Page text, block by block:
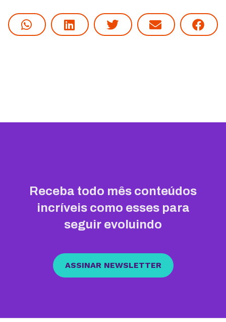
Receba todo mês conteúdos
incríveis como esses para
seguir evoluindo
ASSINAR NEWSLETTER